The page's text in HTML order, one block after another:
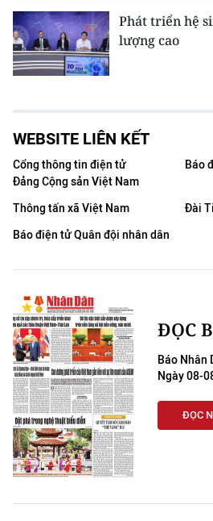
Phát triển hệ
lượng cao
WEBSITE LIÊN KẾT
Cổng thông tin điện tử
Đảng Cộng sản Việt Nam
Báo
Thông tấn xã Việt Nam
Đài
Báo điện tử Quân đội nhân dân
ĐỌC
Báo Nhân
Ngày 08-
ĐỌC